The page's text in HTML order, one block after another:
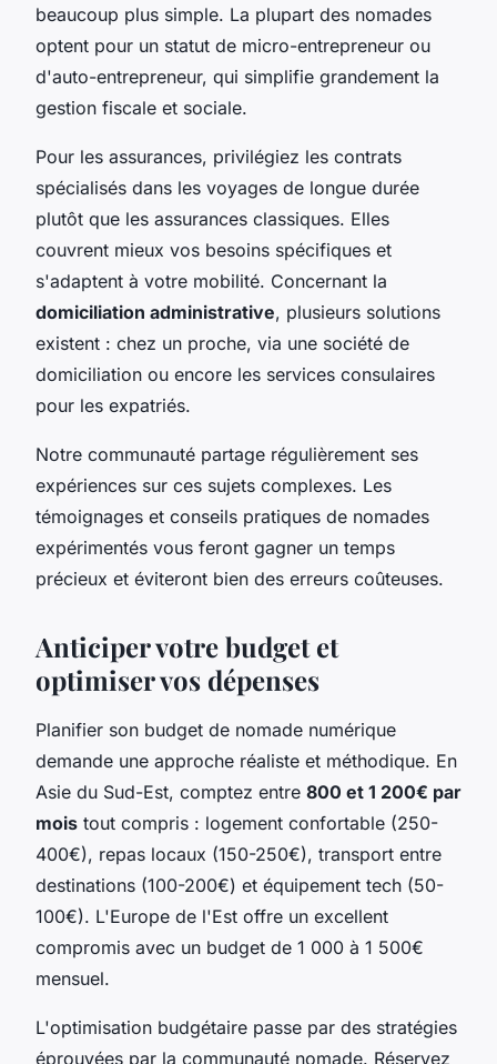
beaucoup plus simple. La plupart des nomades
optent pour un statut de micro-entrepreneur ou
d'auto-entrepreneur, qui simplifie grandement la
gestion fiscale et sociale.
Pour les assurances, privilégiez les contrats
spécialisés dans les voyages de longue durée
plutôt que les assurances classiques. Elles
couvrent mieux vos besoins spécifiques et
s'adaptent à votre mobilité. Concernant la
domiciliation administrative, plusieurs solutions
existent : chez un proche, via une société de
domiciliation ou encore les services consulaires
pour les expatriés.
Notre communauté partage régulièrement ses
expériences sur ces sujets complexes. Les
témoignages et conseils pratiques de nomades
expérimentés vous feront gagner un temps
précieux et éviteront bien des erreurs coûteuses.
Anticiper votre budget et
optimiser vos dépenses
Planifier son budget de nomade numérique
demande une approche réaliste et méthodique. En
Asie du Sud-Est, comptez entre 800 et 1 200€ par
mois tout compris : logement confortable (250-
400€), repas locaux (150-250€), transport entre
destinations (100-200€) et équipement tech (50-
100€). L'Europe de l'Est offre un excellent
compromis avec un budget de 1 000 à 1 500€
mensuel.
L'optimisation budgétaire passe par des stratégies
éprouvées par la communauté nomade. Réservez